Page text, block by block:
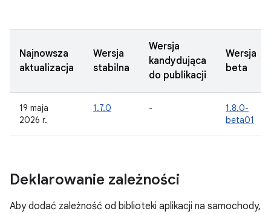
Najnowsza
aktualizacja
Wersja
stabilna
Wersja
kandydująca
do publikacji
Wersja
beta
19 maja
2026 r.
1.7.0 -
1.8.0-
beta01
Deklarowanie zależności
Aby dodać zależność od biblioteki aplikacji na samochody,